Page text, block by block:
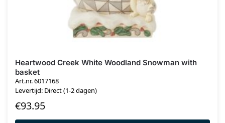
Heartwood Creek White Woodland Snowman with
basket
Art.nr. 6017168
Levertijd: Direct (1-2 dagen)
€93.95